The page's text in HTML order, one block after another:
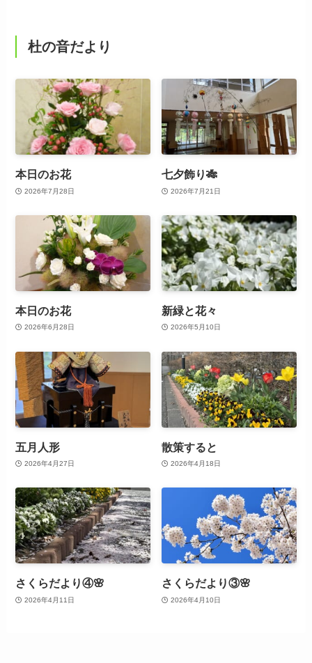
杜の音だより
本日のお花
2026年7月28日
七夕飾り🎋
2026年7月21日
本日のお花
2026年6月28日
新緑と花々
2026年5月10日
五月人形
2026年4月27日
散策すると
2026年4月18日
さくらだより④🌸
2026年4月11日
さくらだより③🌸
2026年4月10日